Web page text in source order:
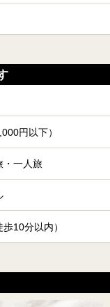
円以下）
・一人旅
10分以内）